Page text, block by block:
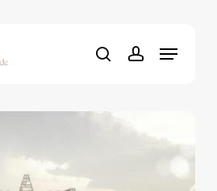
searchaccount
MenuClose